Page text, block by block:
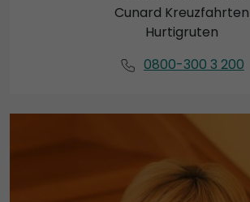
Cunard Kreuzfahrten
Hurtigruten
0800-300 3 200